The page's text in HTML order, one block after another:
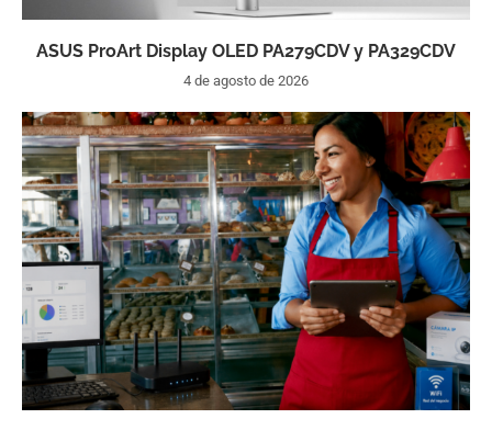
ASUS ProArt Display OLED PA279CDV y PA329CDV
4 de agosto de 2026